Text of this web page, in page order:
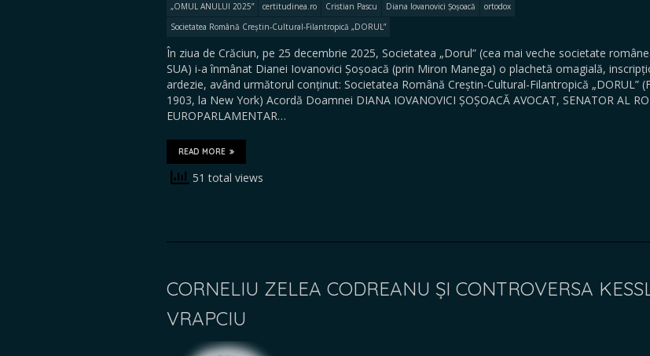
„OMUL ANULUI 2025”
certitudinea.ro Cristian Pascu Diana Iovanovici Șoșoacă
ortodox
Societatea Română Creștin-Cultural-Filantropică „DORUL”
În ziua de Crăciun, pe 25 decembrie 2025, Societatea „Dorul” (cea mai veche societate
SUA) i-a înmânat Dianei Iovanovici Șoșoacă (prin Miron Manega) o plachetă omagială,
ardezie, având următorul conținut: Societatea Română Creștin-Cultural-Filantropică „DORUL”
1903, la New York) Acordă Doamnei DIANA IOVANOVICI ȘOȘOACĂ AVOCAT, SENATOR AL
EUROPARLAMENTAR…
READ MORE
51 total views
CORNELIU ZELEA CODREANU ȘI CONTROVERSA
VRAPCIU